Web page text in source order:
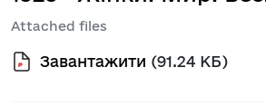
Attached files
Завантажити (91.24 КБ)